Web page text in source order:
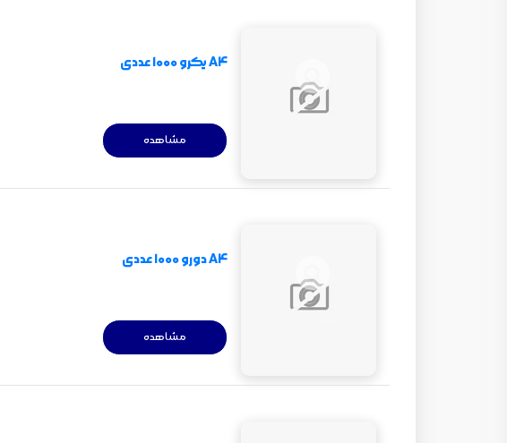
A4 یکرو 1000 عددی
مشاهده
A4 دورو 1000 عددی
مشاهده